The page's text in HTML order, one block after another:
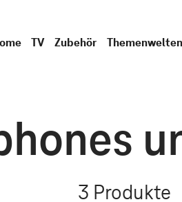
TV Zubehör Themenwelten
3 Produkte